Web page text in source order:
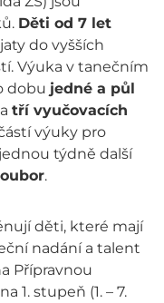
Děti od 7 let
do vyšších
Výuka v tanečním
dobu jedné a půl
tří vyučovacích
výuky pro
týdně další
.
děti, které mají
nadání a talent
Přípravnou
1. stupeň (1. – 7.